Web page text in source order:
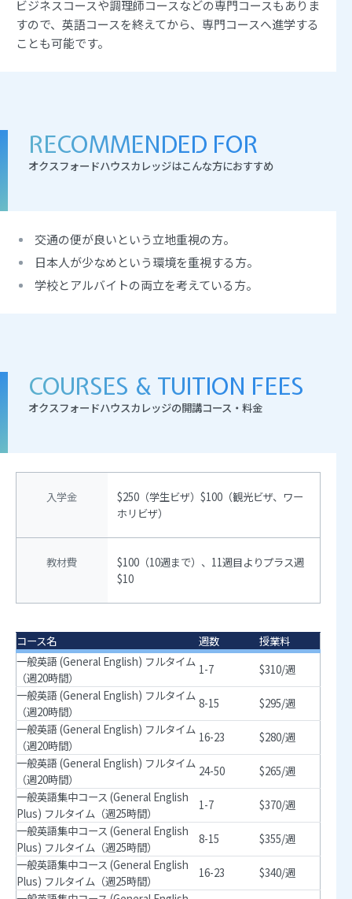
ビジネスコースや調理師コースなどの専門コースもありま
すので、英語コースを終えてから、専門コースへ進学する
ことも可能です。
RECOMMENDED FOR
オクスフォードハウスカレッジはこんな方におすすめ
交通の便が良いという立地重視の方。
日本人が少なめという環境を重視する方。
学校とアルバイトの両立を考えている方。
COURSES & TUITION FEES
オクスフォードハウスカレッジの開講コース・料金
入学金
$250（学生ビザ）$100（観光ビザ、ワー
ホリビザ）
教材費
$100（10週まで）、11週目よりプラス週
$10
コース名 週数
授業料
一般英語 (General English) フルタイム
（週20時間）
1-7
$310/週
一般英語 (General English) フルタイム
（週20時間）
8-15
$295/週
一般英語 (General English) フルタイム
（週20時間）
16-23
$280/週
一般英語 (General English) フルタイム
（週20時間）
24-50
$265/週
一般英語集中コース (General English
Plus) フルタイム（週25時間）
1-7
$370/週
一般英語集中コース (General English
Plus) フルタイム（週25時間）
8-15
$355/週
一般英語集中コース (General English
Plus) フルタイム（週25時間）
16-23
$340/週